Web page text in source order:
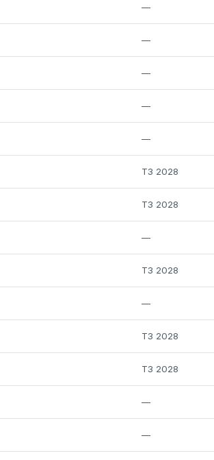
—
—
—
—
—
T3 2028
T3 2028
—
T3 2028
—
T3 2028
T3 2028
—
—